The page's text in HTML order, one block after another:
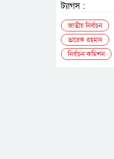
ট্যাগস :
জাতীয় নির্বাচন
তারেক রহমান
নির্বাচন কমিশন